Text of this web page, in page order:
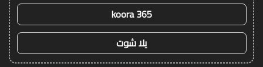
koora 365
يلا شوت